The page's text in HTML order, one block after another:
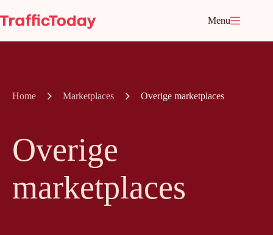
naar
de
Menu
Home Marketplaces Overige marketplaces
Overige
marketplaces